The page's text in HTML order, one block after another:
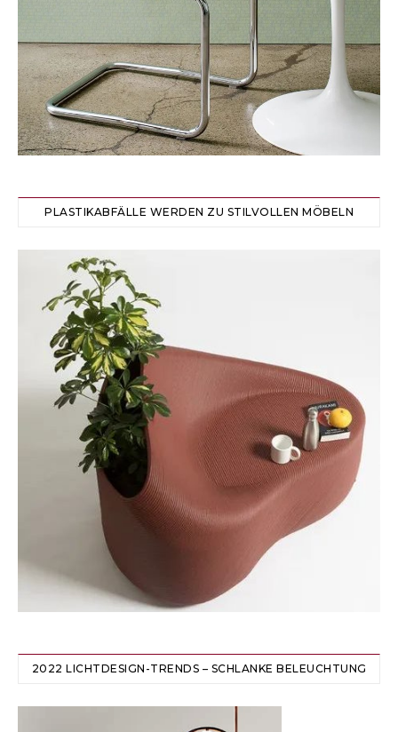
PLASTIKABFÄLLE WERDEN ZU STILVOLLEN MÖBELN
2022 LICHTDESIGN-TRENDS – SCHLANKE BELEUCHTUNG